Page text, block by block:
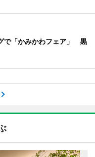
で「かみかわフェア」 黒